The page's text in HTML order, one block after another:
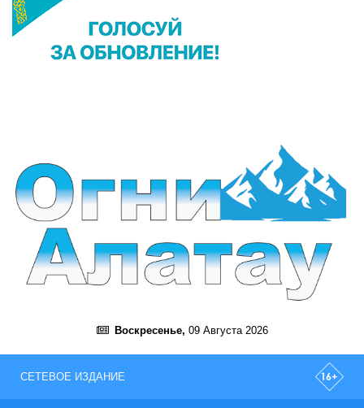
Воскресенье, 09 Августа 2026
СЕТЕВОЕ ИЗДАНИЕ